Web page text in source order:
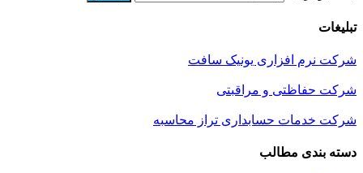
تبلیغات
شرکت نرم افزاری یونیک سافت
شرکت حفاظتی و مراقبتی
شرکت خدمات حسابداری تراز محاسبه
دسته بندی مطالب